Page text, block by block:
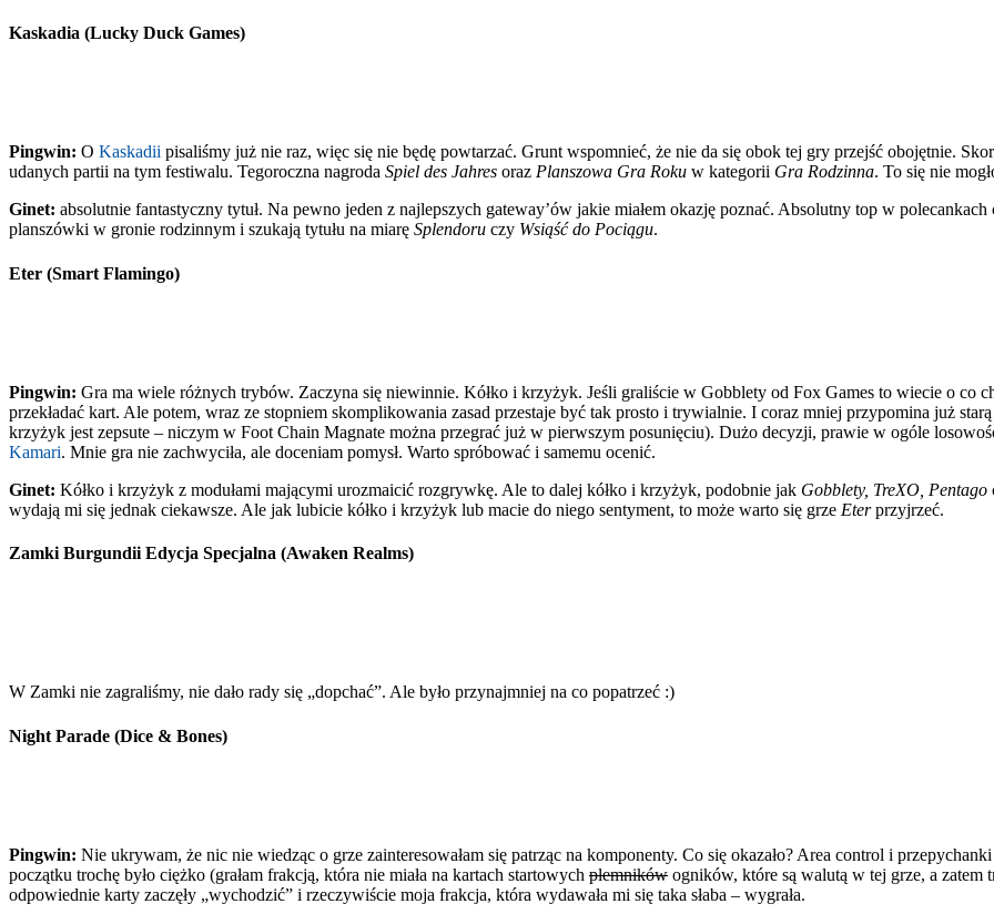
Kaskadia (Lucky Duck Games)
Pingwin: O Kaskadii pisaliśmy już nie raz, więc się nie będę powtarzać. Grunt wspomnieć, że nie da się obok tej gry przejść obojętnie.
udanych partii na tym festiwalu. Tegoroczna nagroda Spiel des Jahres oraz Planszowa Gra Roku w kategorii Gra Rodzinna. To się nie
Ginet: absolutnie fantastyczny tytuł. Na pewno jeden z najlepszych gateway’ów jakie miałem okazję poznać. Absolutny top w
planszówki w gronie rodzinnym i szukają tytułu na miarę Splendoru czy Wsiąść do Pociągu.
Eter (Smart Flamingo)
Pingwin: Gra ma wiele różnych trybów. Zaczyna się niewinnie. Kółko i krzyżyk. Jeśli graliście w Gobblety od Fox Games to wiecie o co
przekładać kart. Ale potem, wraz ze stopniem skomplikowania zasad przestaje być tak prosto i trywialnie. I coraz mniej przypomina już
krzyżyk jest zepsute – niczym w Foot Chain Magnate można przegrać już w pierwszym posunięciu). Dużo decyzji, prawie w ogóle
Kamari. Mnie gra nie zachwyciła, ale doceniam pomysł. Warto spróbować i samemu ocenić.
Ginet: Kółko i krzyżyk z modułami mającymi urozmaicić rozgrywkę. Ale to dalej kółko i krzyżyk, podobnie jak Gobblety, TreXO, Pentago
wydają mi się jednak ciekawsze. Ale jak lubicie kółko i krzyżyk lub macie do niego sentyment, to może warto się grze Eterprzyjrzeć.
Zamki Burgundii Edycja Specjalna (Awaken Realms)
W Zamki nie zagraliśmy, nie dało rady się „dopchać”. Ale było przynajmniej na co popatrzeć :)
Night Parade (Dice & Bones)
Pingwin: Nie ukrywam, że nic nie wiedząc o grze zainteresowałam się patrząc na komponenty. Co się okazało? Area control i
początku trochę było ciężko (grałam frakcją, która nie miała na kartach startowych plemników ogników, które są walutą w tej grze, a
odpowiednie karty zaczęły „wychodzić” i rzeczywiście moja frakcja, która wydawała mi się taka słaba – wygrała.